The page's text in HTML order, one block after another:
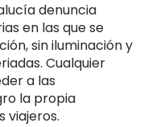
denuncia
en las que se
sin iluminación y
Cualquier
a las
la propia
viajeros.